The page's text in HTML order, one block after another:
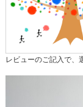
レビューのご記入で、